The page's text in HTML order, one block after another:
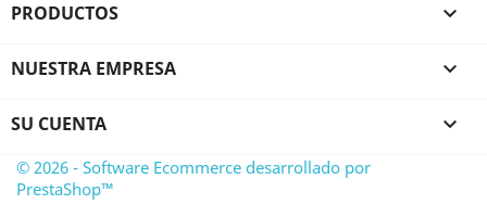
PRODUCTOS 
NUESTRA EMPRESA 
SU CUENTA 
© 2026 - Software Ecommerce desarrollado por
PrestaShop™